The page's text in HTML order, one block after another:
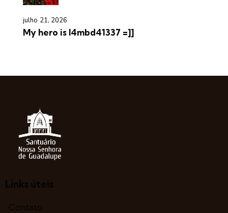
julho 21, 2026
My hero is l4mbd41337 =]]
Links úteis
Contato